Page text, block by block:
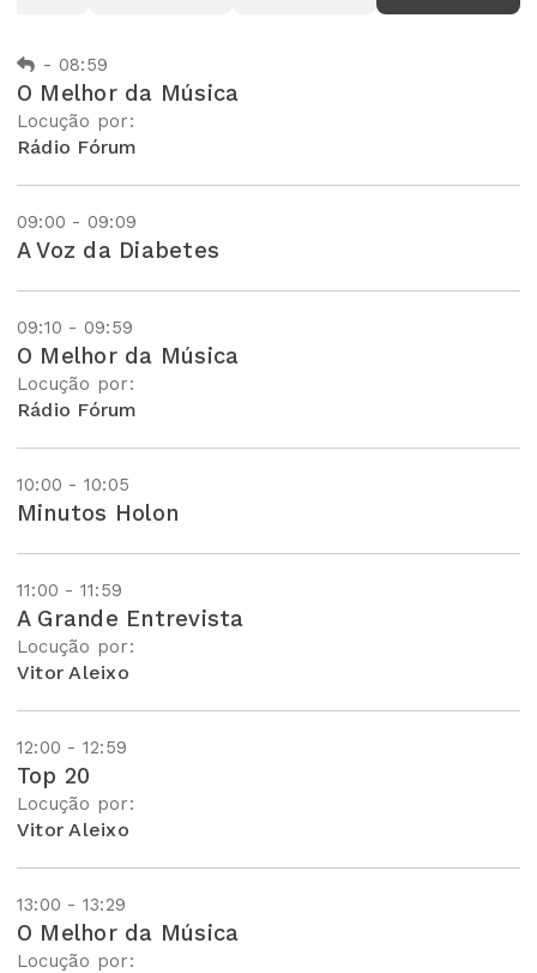
- 08:59
O Melhor da Música
Locução por:
Rádio Fórum
09:00 - 09:09
A Voz da Diabetes
09:10 - 09:59
O Melhor da Música
Locução por:
Rádio Fórum
10:00 - 10:05
Minutos Holon
11:00 - 11:59
A Grande Entrevista
Locução por:
Vitor Aleixo
12:00 - 12:59
Top 20
Locução por:
Vitor Aleixo
13:00 - 13:29
O Melhor da Música
Locução por: